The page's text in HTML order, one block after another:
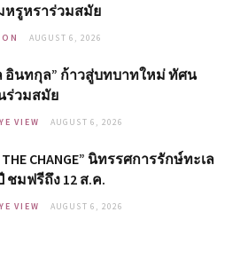
หรูหราร่วมสมัย
AUGUST 6, 2026
อินทกุล” ก้าวสู่บทบาทใหม่ ทัศน
ร่วมสมัย
VIEW AUGUST 6, 2026
THE CHANGE” นิทรรศการรักษ์ทะเล
ชมฟรีถึง 12 ส.ค.
VIEW AUGUST 6, 2026